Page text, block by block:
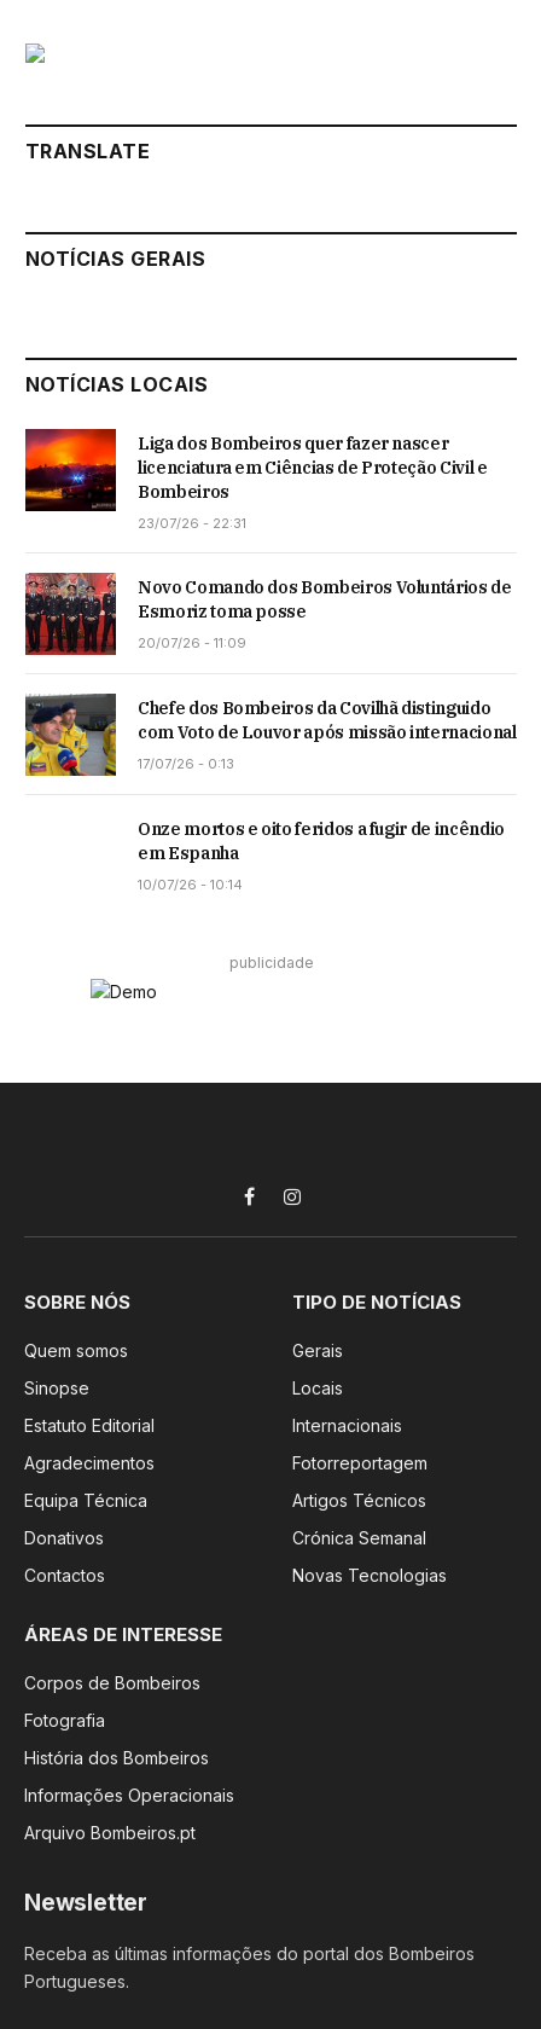
TRANSLATE
NOTÍCIAS GERAIS
NOTÍCIAS LOCAIS
Liga dos Bombeiros quer fazer nascer
licenciatura em Ciências de Proteção Civil e
Bombeiros
23/07/26 - 22:31
Novo Comando dos Bombeiros Voluntários de
Esmoriz toma posse
20/07/26 - 11:09
Chefe dos Bombeiros da Covilhã distinguido
com Voto de Louvor após missão internacional
17/07/26 - 0:13
Onze mortos e oito feridos a fugir de incêndio
em Espanha
10/07/26 - 10:14
publicidade
FacebookInstagram
SOBRE NÓS
Quem somos
Sinopse
Estatuto Editorial
Agradecimentos
Equipa Técnica
Donativos
Contactos
TIPO DE NOTÍCIAS
Gerais
Locais
Internacionais
Fotorreportagem
Artigos Técnicos
Crónica Semanal
Novas Tecnologias
ÁREAS DE INTERESSE
Corpos de Bombeiros
Fotografia
História dos Bombeiros
Informações Operacionais
Arquivo Bombeiros.pt
Newsletter
Receba as últimas informações do portal dos Bombeiros
Portugueses.